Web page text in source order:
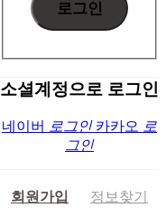
소셜계정으로 로그인
네이버 로그인 카카오 로
그인
회원가입 정보찾기